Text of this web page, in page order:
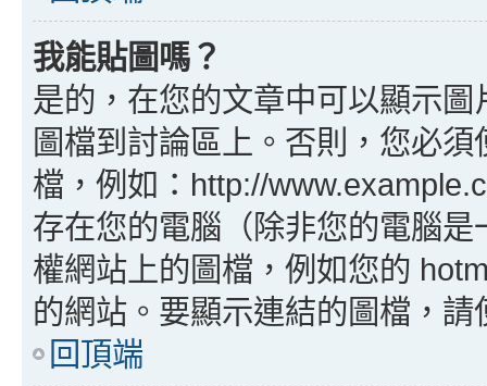
我能貼圖嗎？
是的，在您的文章中可以顯示
圖檔到討論區上。否則，您必
檔，例如：http://
存在您的電腦（除非您的電腦
權網站上的圖檔，例如您的
的網站。要顯示連結的圖檔，
回頂端